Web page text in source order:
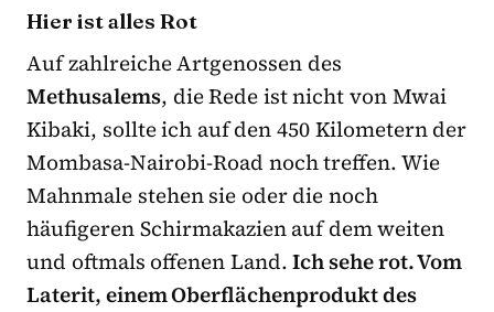
Hier ist alles Rot
Auf zahlreiche Artgenossen des
Methusalems, die Rede ist nicht von Mwai
Kibaki, sollte ich auf den 450 Kilometern der
Mombasa-Nairobi-Road noch treffen. Wie
Mahnmale stehen sie oder die noch
häufigeren Schirmakazien auf dem weiten
und oftmals offenen Land.Ich sehe rot. Vom
Laterit, einem Oberflächenprodukt des